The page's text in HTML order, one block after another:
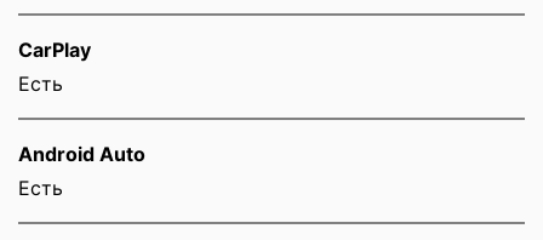
CarPlay
Есть
Android Auto
Есть